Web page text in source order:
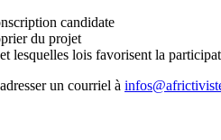
candidate
du projet
lesquelles lois favorisent la
un courriel à